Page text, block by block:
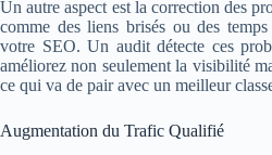
Un autre aspect est la correction des
comme des liens brisés ou des
votre SEO. Un audit détecte ces
améliorez non seulement la visibilité
ce qui va de pair avec un meilleur
Augmentation du Trafic Qualifié